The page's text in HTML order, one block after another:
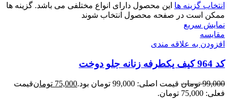
انتخاب گزینه ها این محصول دارای انواع مختلفی می باشد. گزینه ها
ممکن است در صفحه محصول انتخاب شوند
نمایش سریع
مقايسه
افزودن به علاقه مندی
کد 964 کیف یکطرفه زنانه جلو دوخت
99,000 تومان قیمت اصلی: 99,000 تومان بود. 75,000 تومانقیمت
فعلی: 75,000 تومان.